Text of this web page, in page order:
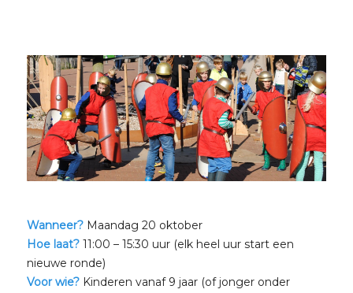
Wanneer?Maandag 20 oktober
Hoe laat?11:00 – 15:30 uur (elk heel uur start een
nieuwe ronde)
Voor wie?Kinderen vanaf 9 jaar (of jonger onder